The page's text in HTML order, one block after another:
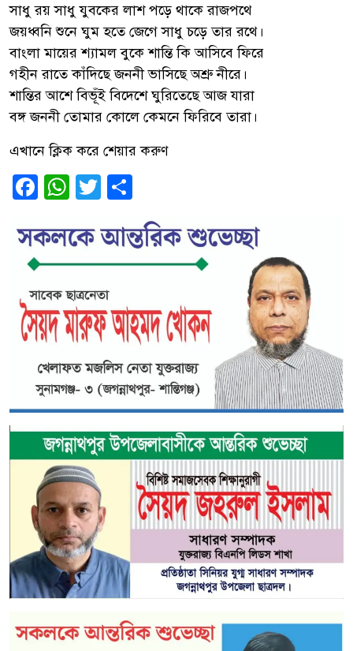
সাধু রয় সাধু যুবকের লাশ পড়ে থাকে রাজপথে
জয়ধ্বনি শুনে ঘুম হতে জেগে সাধু চড়ে তার রথে।
বাংলা মায়ের শ্যামল বুকে শান্তি কি আসিবে ফিরে
গহীন রাতে কাঁদিছে জননী ভাসিছে অশ্রু নীরে।
শান্তির আশে বিভূঁই বিদেশে ঘুরিতেছে আজ যারা
বঙ্গ জননী তোমার কোলে কেমনে ফিরিবে তারা।
এখানে ক্লিক করে শেয়ার করুণ
Facebook
WhatsApp
Twitter